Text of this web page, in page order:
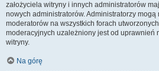
założyciela witryny i innych administratorów
nowych administratorów. Administratorzy mogą
moderatorów na wszystkich forach
moderacyjnych uzależniony jest od uprawnień
witryny.
Na górę